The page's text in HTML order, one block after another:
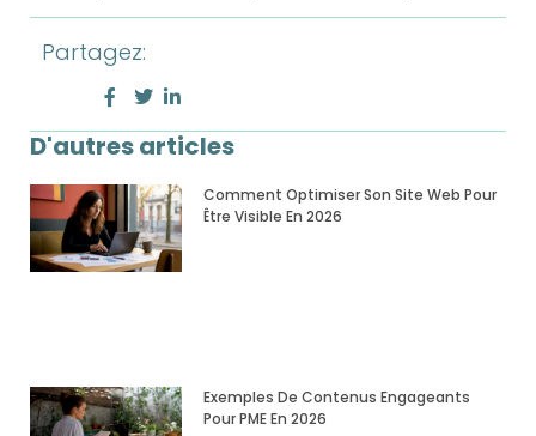
Partagez:
D'autres articles
Comment Optimiser Son Site Web Pour
Être Visible En 2026
Exemples De Contenus Engageants
Pour PME En 2026